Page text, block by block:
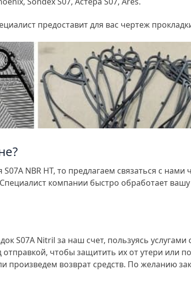
предоставит для вас чертеж
NBR HT, то предлагаем связаться с
компании быстро обработает
S07A Nitril за наш счет, пользуясь
чтобы защитить их от утери или
произведем возврат средств. По желанию